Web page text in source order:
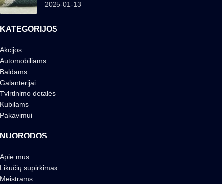
2025-01-13
KATEGORIJOS
Akcijos
Automobiliams
Baldams
Galanterijai
Tvirtinimo detalės
Kubilams
Pakavimui
NUORODOS
Apie mus
Likučių supirkimas
Meistrams